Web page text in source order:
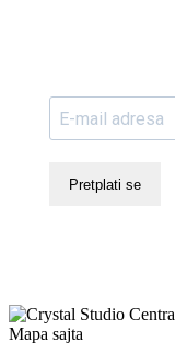
Pretplati se
Mapa sajta